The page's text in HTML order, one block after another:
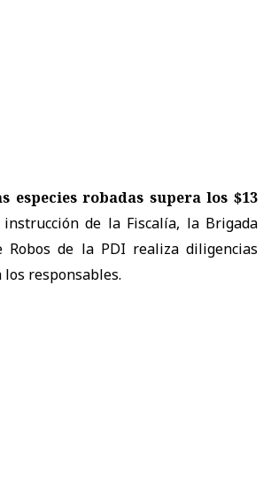
especies robadas supera los $13
de la Fiscalía, la Brigada
Robos de la PDI realiza diligencias
responsables.